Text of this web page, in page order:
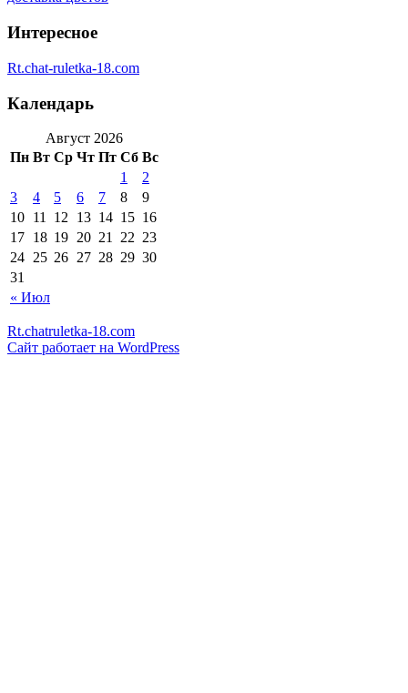
Интересное
Rt.chat-ruletka-18.com
Календарь
Август 2026
Пн Вт Ср Чт Пт Сб Вс
« Июл
1
2
3
4 5 6 7 8
9
10 11 12 13 14 15 16
17 18 19 20 21 22 23
24 25 26 27 28 29 30
31
Rt.chatruletka-18.com
Сайт работает на WordPress